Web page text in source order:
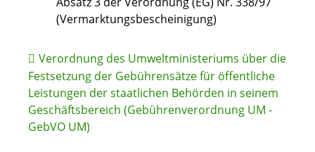
(Vermarktungsbescheinigung)
Verordnung des Umweltministeriums über die
Festsetzung der Gebührensätze für öffentliche
Leistungen der staatlichen Behörden in seinem
Geschäftsbereich (Gebührenverordnung UM -
GebVO UM)